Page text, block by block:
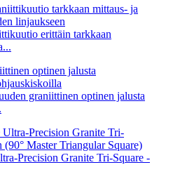
erittäin tarkkaan
graniittinen optinen jalusta
Precision Granite Tri-Square -